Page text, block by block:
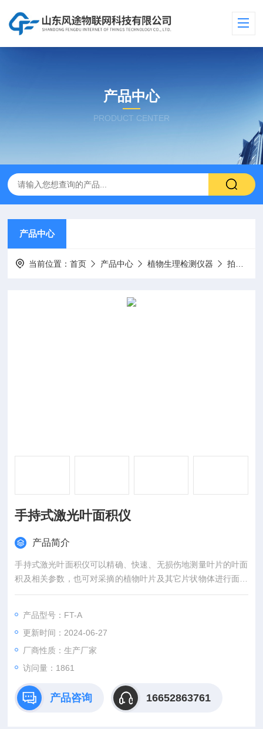
产品中心
PRODUCT CENTER
产品中心
当前位置：首页 产品中心 植物生理检测仪器 拍照式叶面积仪
手持式激光叶面积仪
产品简介
手持式激光叶面积仪可以精确、快速、无损伤地测量叶片的叶面
积及相关参数，也可对采摘的植物叶片及其它片状物体进行面积
测量。广泛应用于农业、气象、林业等部门。
产品型号：FT-A
更新时间：2024-06-27
厂商性质：生产厂家
访问量：1861
产品咨询 16652863761